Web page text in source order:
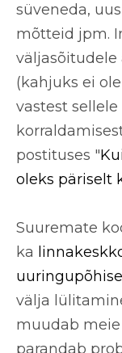
süveneda,
mõtteid jpm.
(kahjuks ei
vastest
postituses "
oleks päriselt
Suuremate
ka
välja
muudab
parandab